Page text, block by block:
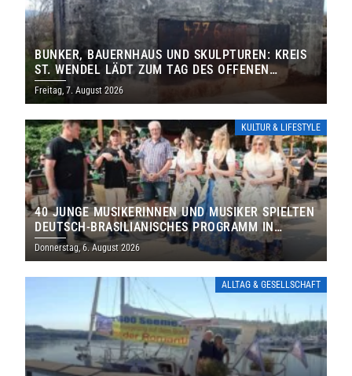
BUNKER, BAUERNHAUS UND SKULPTUREN: KREIS
ST. WENDEL LÄDT ZUM TAG DES OFFENEN
DENKMALS EIN
Freitag, 7. August 2026
KULTUR & LIFESTYLE
40 JUNGE MUSIKERINNEN UND MUSIKER SPIELTEN
DEUTSCH-BRASILIANISCHES PROGRAMM IN
THOLEY
Donnerstag, 6. August 2026
ALLTAG & GESELLSCHAFT